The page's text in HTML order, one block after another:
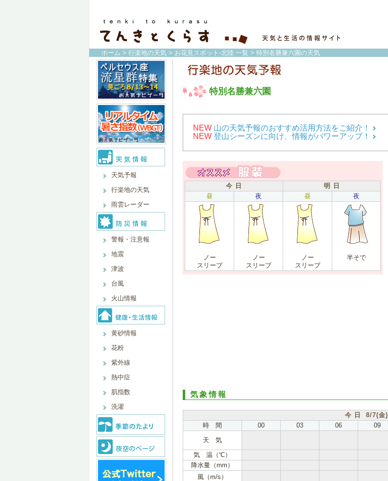
ホーム > 行楽地の天気 > お花見スポット-北陸 一覧 > 特別名勝兼六園の天気
天気予報
行楽地の天気
雨雲レーダー
警報・注意報
地震
津波
台風
火山情報
黄砂情報
花粉
紫外線
熱中症
肌指数
洗濯
特別名勝兼六園
NEW 山の天気予報のおすすめ活用方法をご紹介！
NEW 登山シーズンに向け、情報がパワーアップ！
今 日
明 日
昼
夜 昼 夜
ノー
スリーブ
ノー
スリーブ
ノー
スリーブ
半そで
気象情報
今 日 8/7(金)
時 間
00 03 06 09
天 気
気 温（℃）
降水量（mm）
風（m/s）